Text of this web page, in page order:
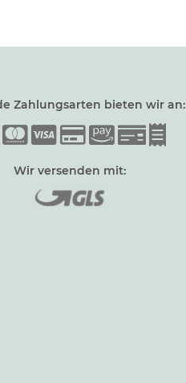
Zahlungsarten bieten wir an:
Wir versenden mit: